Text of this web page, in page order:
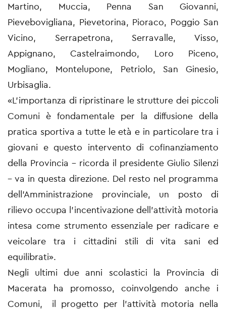
Martino, Muccia, Penna San Giovanni,
Pievebovigliana, Pievetorina, Pioraco, Poggio San
Vicino, Serrapetrona, Serravalle, Visso,
Appignano, Castelraimondo, Loro Piceno,
Mogliano, Montelupone, Petriolo, San Ginesio,
Urbisaglia.
«L’importanza di ripristinare le strutture dei piccoli
Comuni è fondamentale per la diffusione della
pratica sportiva a tutte le età e in particolare tra i
giovani e questo intervento di cofinanziamento
della Provincia – ricorda il presidente Giulio Silenzi
– va in questa direzione. Del resto nel programma
dell’Amministrazione provinciale, un posto di
rilievo occupa l’incentivazione dell’attività motoria
intesa come strumento essenziale per radicare e
veicolare tra i cittadini stili di vita sani ed
equilibrati».
Negli ultimi due anni scolastici la Provincia di
Macerata ha promosso, coinvolgendo anche i
Comuni, il progetto per l’attività motoria nella